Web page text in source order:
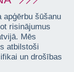
apģērbu šūšanu
risinājumus
Mēs
atbilstoši
un drošības